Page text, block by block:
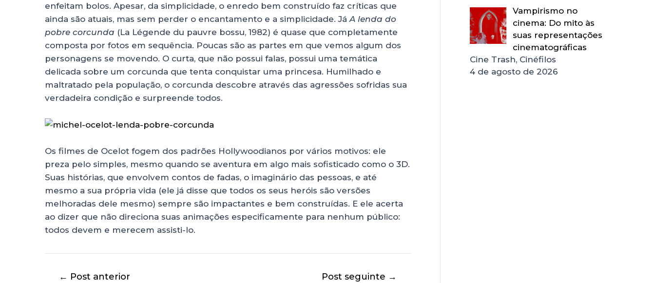
enfeitam bolos. Apesar, da simplicidade, o enredo bem construído faz críticas que
ainda são atuais, mas sem perder o encantamento e a simplicidade. Já A lenda do
pobre corcunda (La Légende du pauvre bossu, 1982) é quase que completamente
composta por fotos em sequência. Poucas são as partes em que vemos algum dos
personagens se movendo. O curta, que não possui falas, possui uma temática
delicada sobre um corcunda que tenta conquistar uma princesa. Humilhado e
maltratado pela população, o corcunda descobre através das agressões sofridas sua
verdadeira condição e surpreende todos.
Os filmes de Ocelot fogem dos padrões Hollywoodianos por vários motivos: ele
preza pelo simples, mesmo quando se aventura em algo mais sofisticado como o 3D.
Suas histórias, que envolvem contos de fadas, o imaginário das pessoas, e até
mesmo a sua própria vida (ele já disse que todos os seus heróis são versões
melhoradas dele mesmo) sempre são impactantes e bem construídas. E ele acerta
ao dizer que não direciona suas animações especificamente para nenhum público:
todos devem e merecem assisti-lo.
← Post anterior Post seguinte →
Vampirismo no
cinema: Do mito às
suas representações
cinematográficas
Cine Trash, Cinéfilos
4 de agosto de 2026